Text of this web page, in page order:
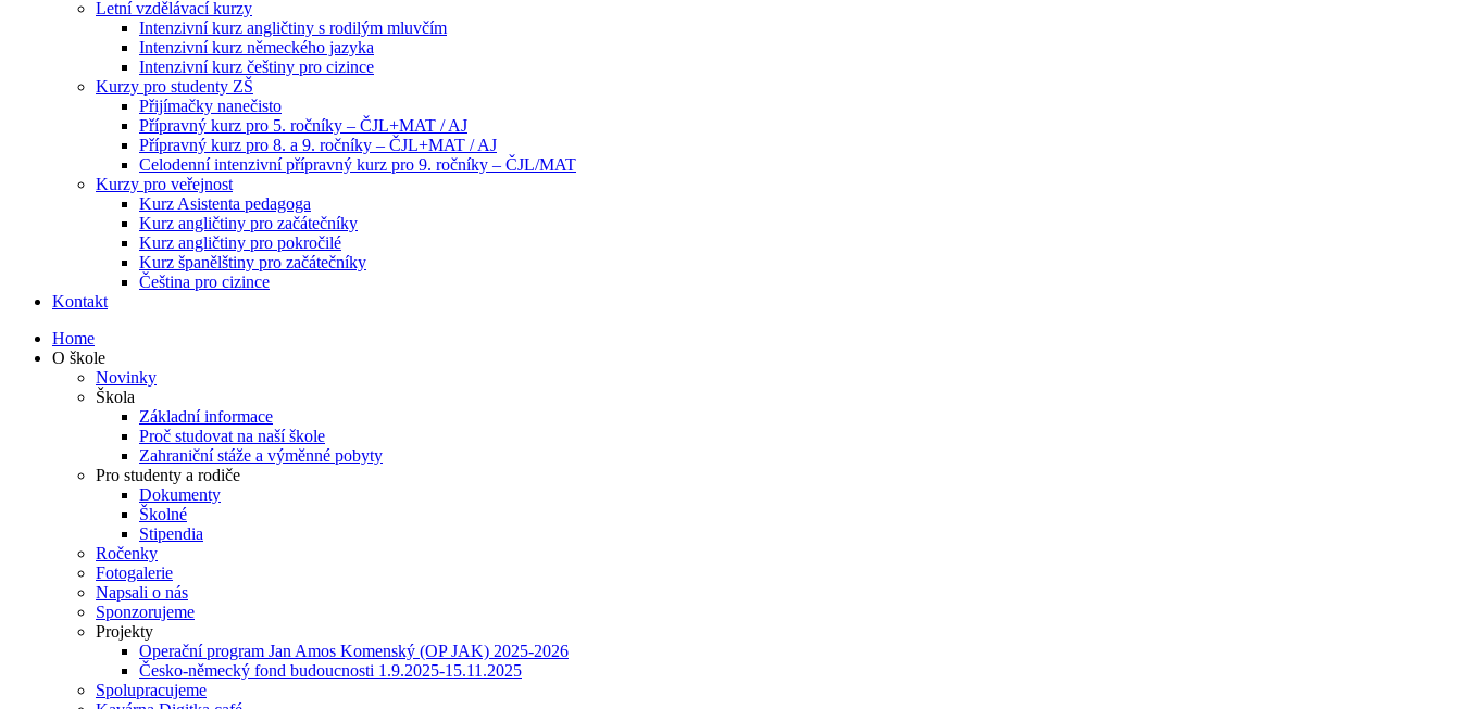
Letní vzdělávací kurzy
Intenzivní kurz angličtiny s rodilým mluvčím
Intenzivní kurz německého jazyka
Intenzivní kurz češtiny pro cizince
Kurzy pro studenty ZŠ
Přijímačky nanečisto
Přípravný kurz pro 5. ročníky – ČJL+MAT / AJ
Přípravný kurz pro 8. a 9. ročníky – ČJL+MAT / AJ
Celodenní intenzivní přípravný kurz pro 9. ročníky – ČJL/MAT
Kurzy pro veřejnost
Kurz Asistenta pedagoga
Kurz angličtiny pro začátečníky
Kurz angličtiny pro pokročilé
Kurz španělštiny pro začátečníky
Čeština pro cizince
Kontakt
Home
O škole
Novinky
Škola
Základní informace
Proč studovat na naší škole
Zahraniční stáže a výměnné pobyty
Pro studenty a rodiče
Dokumenty
Školné
Stipendia
Ročenky
Fotogalerie
Napsali o nás
Sponzorujeme
Projekty
Operační program Jan Amos Komenský (OP JAK) 2025-2026
Česko-německý fond budoucnosti 1.9.2025-15.11.2025
Spolupracujeme